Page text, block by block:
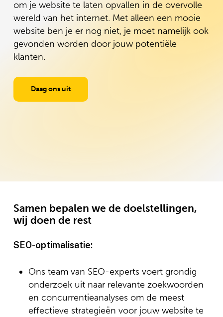
om je website te laten opvallen in de overvolle
wereld van het internet. Met alleen een mooie
website ben je er nog niet, je moet namelijk ook
gevonden worden door jouw potentiële
klanten.
Daag ons uit
Samen bepalen we de doelstellingen,
wij doen de rest
SEO-optimalisatie:
Ons team van SEO-experts voert grondig
onderzoek uit naar relevante zoekwoorden
en concurrentieanalyses om de meest
effectieve strategieën voor jouw website te